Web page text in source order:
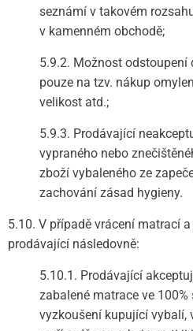
seznámí v takovém
v kamenném obchodě;
5.9.2. Možnost odstoupení
pouze na tzv. nákup
velikost atd.;
5.9.3. Prodávající
vypraného nebo
zboží vybaleného ze
zachování zásad hygieny.
5.10. V případě vrácení matrací
prodávající následovně:
5.10.1. Prodávající
zabalené matrace ve
vyzkoušení kupující vybalí,